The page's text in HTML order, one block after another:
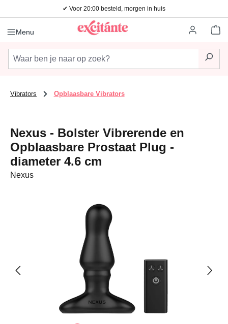
Ga naar de hoofdinhoud✔ Voor 20:00 besteld, morgen in huis
Menu
Vibrators Opblaasbare Vibrators
Nexus - Bolster Vibrerende en
Opblaasbare Prostaat Plug -
diameter 4.6 cm
Nexus
Afbeeldingengalerij overslaan